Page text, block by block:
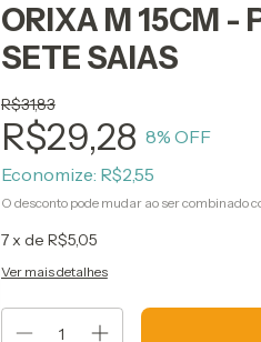
ORIXA M 15CM -
SETE SAIAS
R$31,83
R$29,28 8% OFF
Economize: R$2,55
O desconto pode mudar ao ser combinado
7x de R$5,05
Ver mais detalhes